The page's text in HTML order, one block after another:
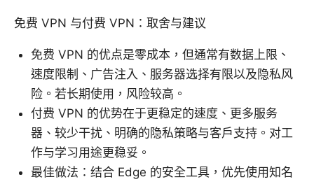
免费 VPN 与付费 VPN：取舍与建议
免费 VPN 的优点是零成本，但通常有数据上限、
速度限制、广告注入、服务器选择有限以及隐私风
险。若长期使用，风险较高。
付费 VPN 的优势在于更稳定的速度、更多服务
器、较少干扰、明确的隐私策略与客户支持。对工
作与学习用途更稳妥。
最佳做法：结合 Edge 的安全工具，优先使用知名